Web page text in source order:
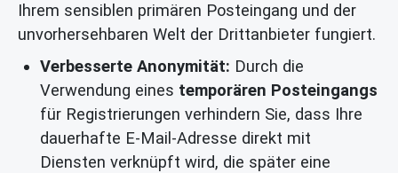
Ihrem sensiblen primären Posteingang und der
unvorhersehbaren Welt der Drittanbieter fungiert.
Verbesserte Anonymität: Durch die
Verwendung eines temporären Posteingangs
für Registrierungen verhindern Sie, dass Ihre
dauerhafte E-Mail-Adresse direkt mit
Diensten verknüpft wird, die später eine